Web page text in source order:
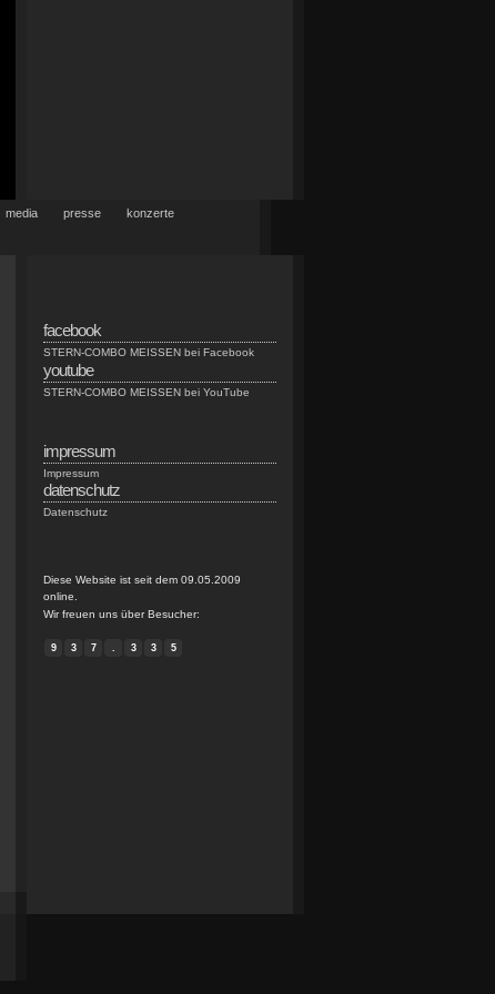
media presse konzerte
facebook
STERN-COMBO MEISSEN bei Facebook
youtube
STERN-COMBO MEISSEN bei YouTube
impressum
Impressum
datenschutz
Datenschutz
Diese Website ist seit dem 09.05.2009
online.
Wir freuen uns über Besucher:
9 3 7 . 3 3 5